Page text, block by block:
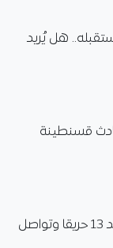
هل يُريد
قسنطينة
الجمعة.. الحماية المدنية تخمد 13 حريقا وتواصل